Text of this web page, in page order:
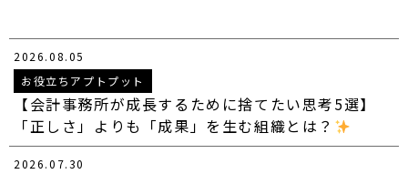
2026.08.05
お役立ちアプトプット
【会計事務所が成長するために捨てたい思考5選】
「正しさ」よりも「成果」を生む組織とは？
2026.07.30